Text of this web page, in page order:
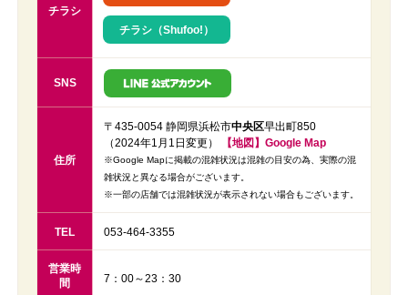
チラシ
チラシ（Shufoo!）
SNS
住所
〒435-0054 静岡県浜松市中央区早出町850
（2024年1月1日変更）
【地図】Google Map
※Google Mapに掲載の混雑状況は混雑の目安の為、実際の混
雑状況と異なる場合がございます。
※一部の店舗では混雑状況が表示されない場合もございます。
TEL 053-464-3355
営業時
間
7：00～23：30